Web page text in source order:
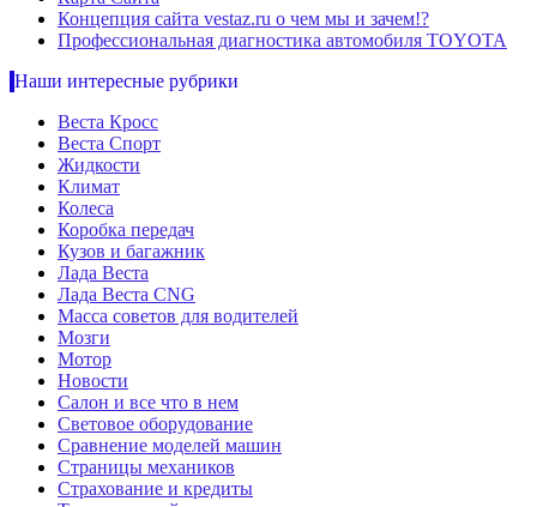
Концепция сайта vestaz.ru о чем мы и зачем!?
Профессиональная диагностика автомобиля TOYOTA
Наши интересные рубрики
Веста Кросс
Веста Спорт
Жидкости
Климат
Колеса
Коробка передач
Кузов и багажник
Лада Веста
Лада Веста CNG
Масса советов для водителей
Мозги
Мотор
Новости
Салон и все что в нем
Световое оборудование
Сравнение моделей машин
Страницы механиков
Страхование и кредиты